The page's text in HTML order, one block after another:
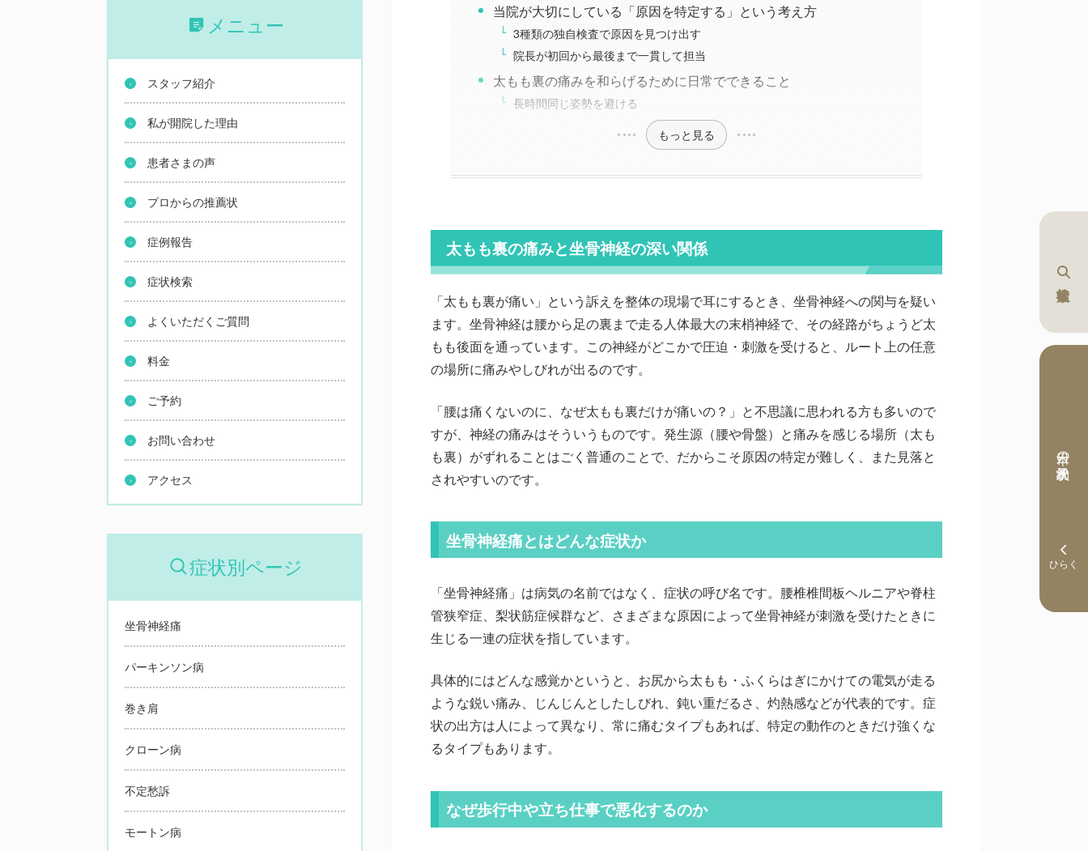
本日の予約状況
当院が大切にしている「原因を特定する」という考え方
3種類の独自検査で原因を見つけ出す
院長が初回から最後まで一貫して担当
太もも裏の痛みを和らげるために日常でできること
長時間同じ姿勢を避ける
もっと見る
太もも裏の痛みと坐骨神経の深い関係
「太もも裏が痛い」という訴えを整体の現場で耳にするとき、坐骨神経への関与を疑い
ます。坐骨神経は腰から足の裏まで走る人体最大の末梢神経で、その経路がちょうど太
もも後面を通っています。この神経がどこかで圧迫・刺激を受けると、ルート上の任意
の場所に痛みやしびれが出るのです。
「腰は痛くないのに、なぜ太もも裏だけが痛いの？」と不思議に思われる方も多いので
すが、神経の痛みはそういうものです。発生源（腰や骨盤）と痛みを感じる場所（太も
も裏）がずれることはごく普通のことで、だからこそ原因の特定が難しく、また見落と
されやすいのです。
坐骨神経痛とはどんな症状か
「坐骨神経痛」は病気の名前ではなく、症状の呼び名です。腰椎椎間板ヘルニアや脊柱
管狭窄症、梨状筋症候群など、さまざまな原因によって坐骨神経が刺激を受けたときに
生じる一連の症状を指しています。
具体的にはどんな感覚かというと、お尻から太もも・ふくらはぎにかけての電気が走る
ような鋭い痛み、じんじんとしたしびれ、鈍い重だるさ、灼熱感などが代表的です。症
状の出方は人によって異なり、常に痛むタイプもあれば、特定の動作のときだけ強くな
るタイプもあります。
なぜ歩行中や立ち仕事で悪化するのか
メニュー
スタッフ紹介
私が開院した理由
患者さまの声
プロからの推薦状
症例報告
症状検索
よくいただくご質問
料金
ご予約
お問い合わせ
アクセス
症状別ページ
坐骨神経痛
パーキンソン病
巻き肩
クローン病
不定愁訴
モートン病